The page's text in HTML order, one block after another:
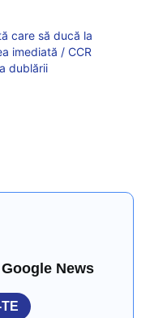
care să ducă la
imediată / CCR
dublării
News